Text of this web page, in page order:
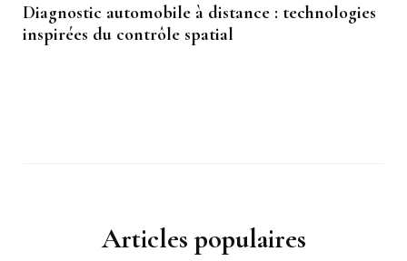
Diagnostic automobile à distance : technologies
inspirées du contrôle spatial
Articles populaires